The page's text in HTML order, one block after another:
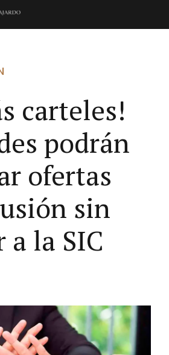
carteles!
podrán
ofertas
sin
a la SIC